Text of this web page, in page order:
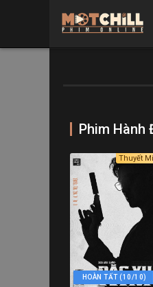
Phim Hành
HOÀN TẤT (10/10)
Thuyết